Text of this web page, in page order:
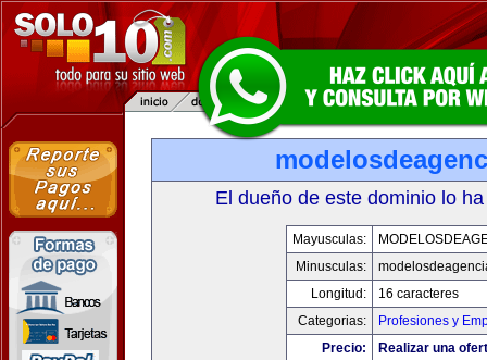
El dueño de este dominio lo
Mayusculas:
Minusculas:
Longitud:
16 caracteres
Categorias:
Profesiones y
Precio:
Realizar una